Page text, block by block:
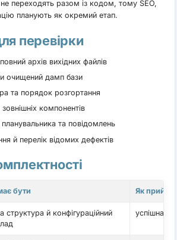
переходять разом із кодом, тому SEO,
планують як окремий етап.
перевірки
архів вихідних файлів
очищений дамп бази
та порядок розгортання
зовнішніх компонентів
планувальника та повідомлень
й перелік відомих дефектів
бути Як
структура й конфігураційний
успішна